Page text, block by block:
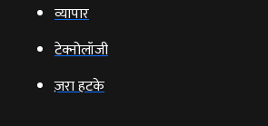
व्‍यापार
टेक्‍नोलॉजी
ज़रा हटके